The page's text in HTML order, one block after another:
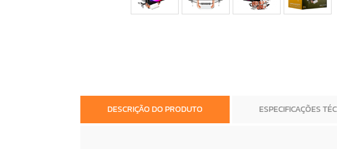
DESCRIÇÃO DO PRODUTO ESPECIFICAÇÕES